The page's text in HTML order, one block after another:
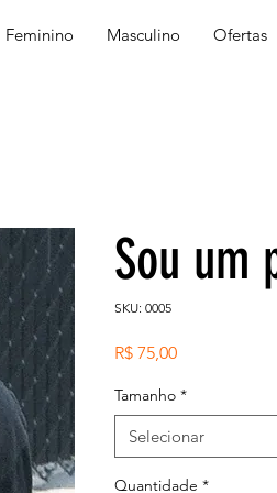
Feminino Masculino Ofertas
Sou um
SKU: 0005
R$ 75,00Preço
Tamanho *
Selecionar
Quantidade *